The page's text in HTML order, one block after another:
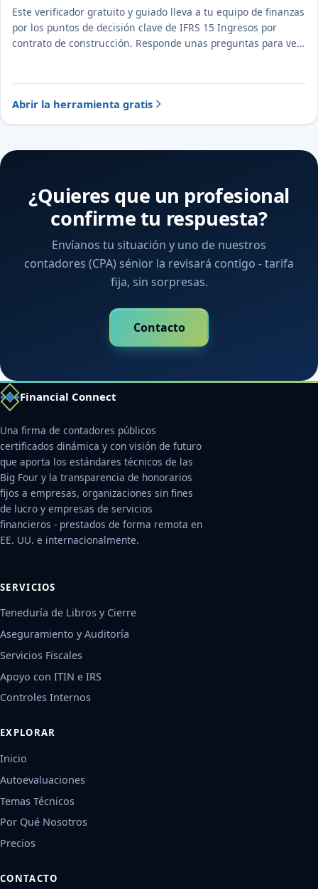
Este verificador gratuito y guiado lleva a tu equipo de finanzas
por los puntos de decisión clave de IFRS 15 Ingresos por
contrato de construcción. Responde unas preguntas para ver
Abrir la herramienta gratis
¿Quieres que un profesional
confirme tu respuesta?
Envíanos tu situación y uno de nuestros
contadores (CPA) sénior la revisará contigo - tarifa
fija, sin sorpresas.
Contacto
Financial Connect
Una firma de contadores públicos
certificados dinámica y con visión de futuro
que aporta los estándares técnicos de las
Big Four y la transparencia de honorarios
fijos a empresas, organizaciones sin fines
de lucro y empresas de servicios
financieros - prestados de forma remota en
EE. UU. e internacionalmente.
SERVICIOS
Teneduría de Libros y Cierre
Aseguramiento y Auditoría
Servicios Fiscales
Apoyo con ITIN e IRS
Controles Internos
EXPLORAR
Inicio
Autoevaluaciones
Temas Técnicos
Por Qué Nosotros
Precios
CONTACTO